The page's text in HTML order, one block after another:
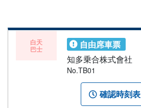
白天
巴士
自由席車票
知多乗合株式會社
No.TB01
確認時刻表